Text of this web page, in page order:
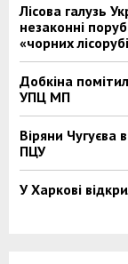
Лісова галузь
незаконні
«чорних
Добкіна
УПЦ МП
Віряни Чугуєва
ПЦУ
У Харкові